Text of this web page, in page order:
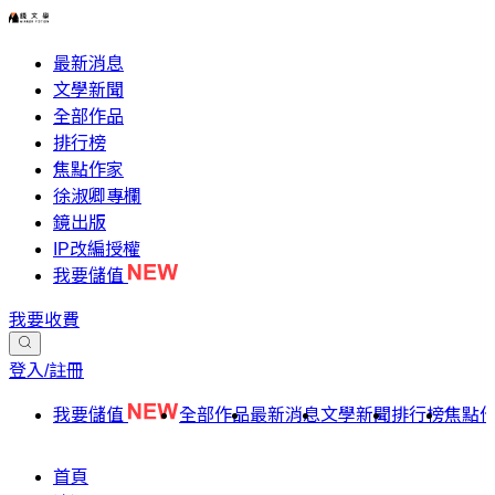
最新消息
文學新聞
全部作品
排行榜
焦點作家
徐淑卿專欄
鏡出版
IP改編授權
我要儲值
我要收費
登入/註冊
我要儲值 全部作品最新消息文學新聞排行榜焦點
首頁